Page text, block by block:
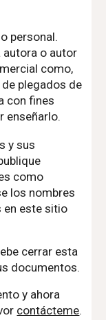
personal.
autora o autor
como,
plegados de
con fines
enseñarlo.
y sus
como
los nombres
en este sitio
cerrar esta
documentos.
y ahora
contácteme.